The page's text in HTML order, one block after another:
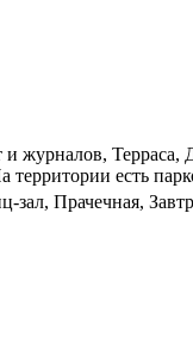
Терраса,
есть
Прачечная,